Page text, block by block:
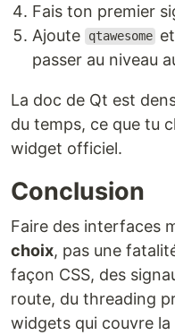
Fais ton premier
Ajoute
qtawesome
passer au niveau
La doc de Qt est
du temps, ce que tu
widget officiel.
Conclusion
Faire des interfaces
choix, pas une
façon CSS, des
route, du threading
widgets qui couvre